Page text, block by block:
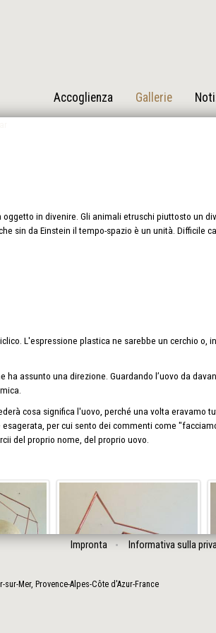
Accoglienza Gallerie
in divenire. Gli animali etruschi piuttosto un
sin da Einstein il tempo-spazio è un unità. Difficile
L'espressione plastica ne sarebbe un cerchio o,
assunto una direzione. Guardando l’uovo da
cosa significa l'uovo, perché una volta eravamo
per cui sento dei commenti come
del proprio nome, del proprio uovo.
Impronta Informativa sulla
sur-Mer, Provence-Alpes-Côte d'Azur-France